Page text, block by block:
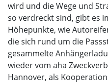
wird und die Wege und
so verdreckt sind, gibt es
Höhepunkte, wie
die sich rund um die
gesammelte
wieder vom aha
Hannover, als